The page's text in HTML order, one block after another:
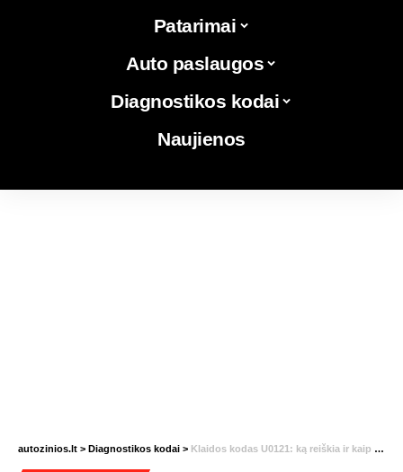
Patarimai
Auto paslaugos
Diagnostikos kodai
Naujienos
autozinios.lt > Diagnostikos kodai > Klaidos kodas U0121: ką reiškia ir kaip sutvarkyti?